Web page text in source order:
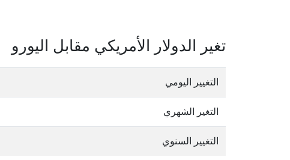
تغير الدولار الأمريكي مقابل اليورو
التغيير اليومي
التغير الشهري
التغيير السنوي